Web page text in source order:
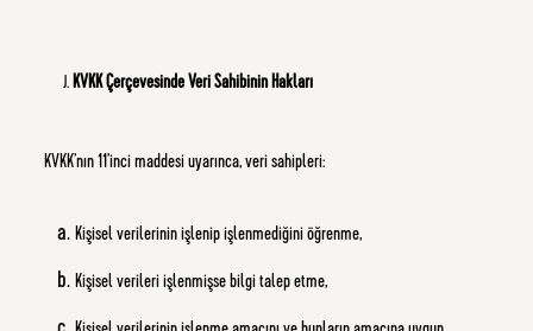
KVKK Çerçevesinde Veri Sahibinin Hakları
KVKK’nın 11’inci maddesi uyarınca, veri sahipleri:
Kişisel verilerinin işlenip işlenmediğini öğrenme,
Kişisel verileri işlenmişse bilgi talep etme,